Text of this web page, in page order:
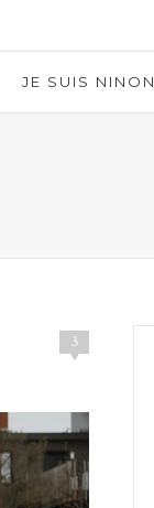
JE SUIS NINON
3